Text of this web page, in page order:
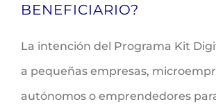
BENEFICIARIO?
La intención del Programa Kit
a pequeñas empresas,
autónomos o emprendedores